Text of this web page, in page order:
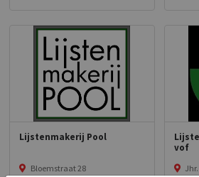
Lijstenmakerij Pool
Bloemstraat 28
vof